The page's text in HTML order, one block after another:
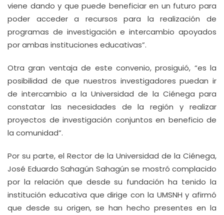
viene dando y que puede beneficiar en un futuro para
poder acceder a recursos para la realización de
programas de investigación e intercambio apoyados
por ambas instituciones educativas”.
Otra gran ventaja de este convenio, prosiguió, “es la
posibilidad de que nuestros investigadores puedan ir
de intercambio a la Universidad de la Ciénega para
constatar las necesidades de la región y realizar
proyectos de investigación conjuntos en beneficio de
la comunidad”.
Por su parte, el Rector de la Universidad de la Ciénega,
José Eduardo Sahagún Sahagún se mostró complacido
por la relación que desde su fundación ha tenido la
institución educativa que dirige con la UMSNH y afirmó
que desde su origen, se han hecho presentes en la